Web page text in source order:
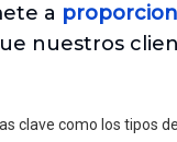
a
nuestros
clave como los tipos